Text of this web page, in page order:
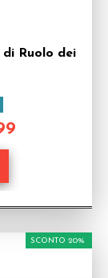
Ruolo dei
SCONTO 20%